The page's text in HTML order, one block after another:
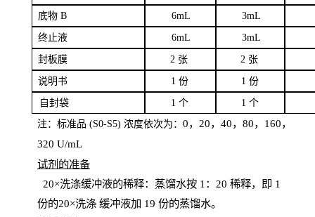
底物B 6mL 3mL
终止液 6mL 3mL
封板膜 2 张 2 张
说明书 1 份 1 份
自封袋 1 个 1 个
注：标准品 (S0-S5) 浓度依次为： 0，20，40，80，160，
320 U/mL
试剂的准备
20×洗涤缓冲液的稀释：蒸馏水按 1：20 稀释，即 1
份的20×洗涤 缓冲液加 19 份的蒸馏水。